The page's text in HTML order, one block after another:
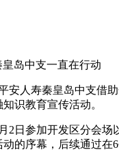
岛中支一直在行动
人寿秦皇岛中支借助
识教育宣传活动。
参加开发区分会场
的序幕，后续通过在